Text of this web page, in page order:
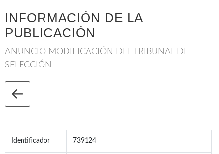
INFORMACIÓN DE LA
PUBLICACIÓN
ANUNCIO MODIFICACIÓN DEL TRIBUNAL DE
SELECCIÓN
Identificador 739124